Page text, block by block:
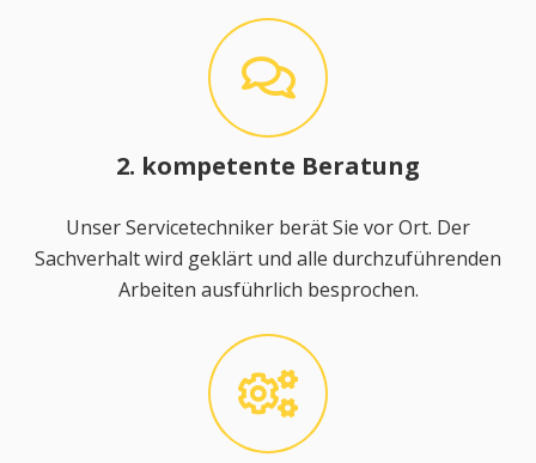
2. kompetente Beratung
Unser Servicetechniker berät Sie vor Ort. Der
Sachverhalt wird geklärt und alle durchzuführenden
Arbeiten ausführlich besprochen.